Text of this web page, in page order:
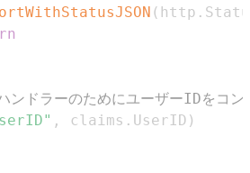
( http .
ドラーのためにユーザーIDをコン
, claims . UserID )